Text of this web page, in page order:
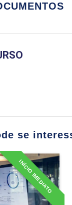
se
INÍCIO IMEDIATO
em
e Finanças
do curso